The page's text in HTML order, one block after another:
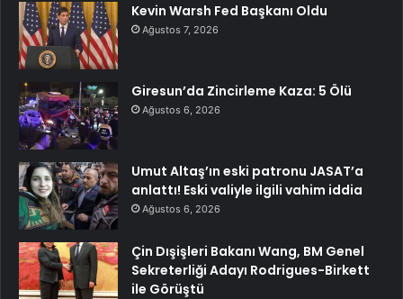
Kevin Warsh Fed Başkanı Oldu
Ağustos 7, 2026
Giresun’da Zincirleme Kaza: 5 Ölü
Ağustos 6, 2026
Umut Altaş’ın eski patronu JASAT’a
anlattı! Eski valiyle ilgili vahim iddia
Ağustos 6, 2026
Çin Dışişleri Bakanı Wang, BM Genel
Sekreterliği Adayı Rodrigues-Birkett
ile Görüştü